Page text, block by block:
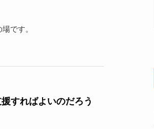
です。
すればよいのだろう